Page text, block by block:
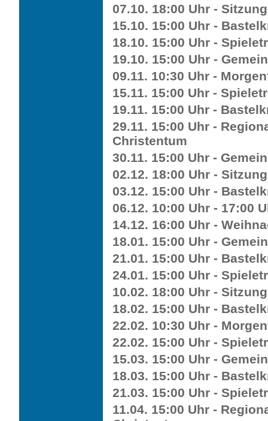
07.10. 18:00 Uhr -
15.10. 15:00 Uhr -
18.10. 15:00 Uhr -
19.10. 15:00 Uhr -
09.11. 10:30 Uhr -
15.11. 15:00 Uhr -
19.11. 15:00 Uhr -
29.11. 15:00 Uhr -
Christentum
30.11. 15:00 Uhr -
02.12. 18:00 Uhr -
03.12. 15:00 Uhr -
06.12. 10:00 Uhr - 17:00
14.12. 16:00 Uhr -
18.01. 15:00 Uhr -
21.01. 15:00 Uhr -
24.01. 15:00 Uhr -
10.02. 18:00 Uhr -
18.02. 15:00 Uhr -
22.02. 10:30 Uhr -
22.02. 15:00 Uhr -
15.03. 15:00 Uhr -
18.03. 15:00 Uhr -
21.03. 15:00 Uhr -
11.04. 15:00 Uhr -